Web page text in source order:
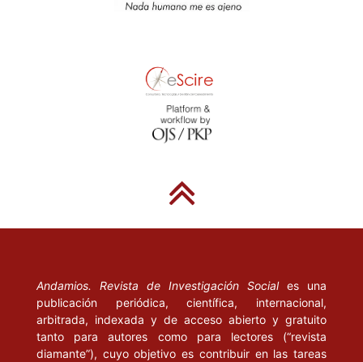
Andamios. Revista de Investigación Social es una
publicación periódica, científica, internacional,
arbitrada, indexada y de acceso abierto y gratuito
tanto para autores como para lectores (“revista
diamante”), cuyo objetivo es contribuir en las tareas